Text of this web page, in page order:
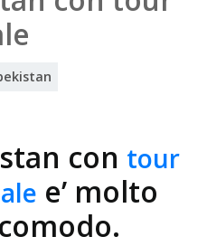
con tour
e’ molto